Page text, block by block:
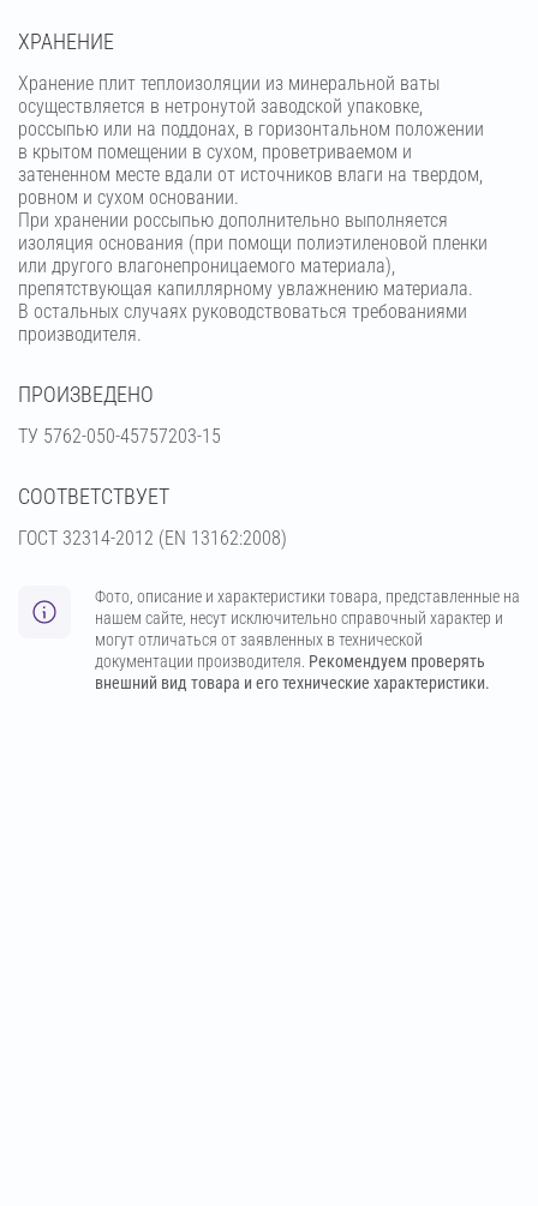
ХРАНЕНИЕ
Хранение плит теплоизоляции из минеральной ваты
осуществляется в нетронутой заводской упаковке,
россыпью или на поддонах, в горизонтальном положении
в крытом помещении в сухом, проветриваемом и
затененном месте вдали от источников влаги на твердом,
ровном и сухом основании.
При хранении россыпью дополнительно выполняется
изоляция основания (при помощи полиэтиленовой пленки
или другого влагонепроницаемого материала),
препятствующая капиллярному увлажнению материала.
В остальных случаях руководствоваться требованиями
производителя.
ПРОИЗВЕДЕНО
ТУ 5762-050-45757203-15
СООТВЕТСТВУЕТ
ГОСТ 32314-2012 (ЕN 13162:2008)
Фото, описание и характеристики товара, представленные на
нашем сайте, несут исключительно справочный характер и
могут отличаться от заявленных в технической
документации производителя. Рекомендуем проверять
внешний вид товара и его технические характеристики.